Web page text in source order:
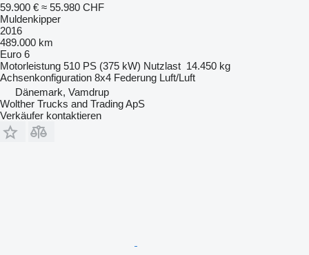
59.900 € ≈ 55.980 CHF
Muldenkipper
2016
489.000 km
Euro 6
Motorleistung 510 PS (375 kW) Nutzlast 14.450 kg
Achsenkonfiguration 8x4 Federung Luft/Luft
Dänemark, Vamdrup
Wolther Trucks and Trading ApS
Verkäufer kontaktieren